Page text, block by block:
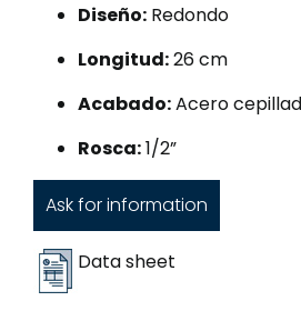
Diseño: Redondo
Longitud:26 cm
Acabado:Acero
Rosca:1/2”
Ask for information
Data sheet